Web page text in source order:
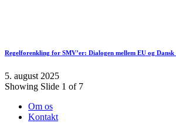
Regelforenkling for SMV’er: Dialogen mellem EU og
5. august 2025
Showing Slide 1 of 7
Om os
Kontakt